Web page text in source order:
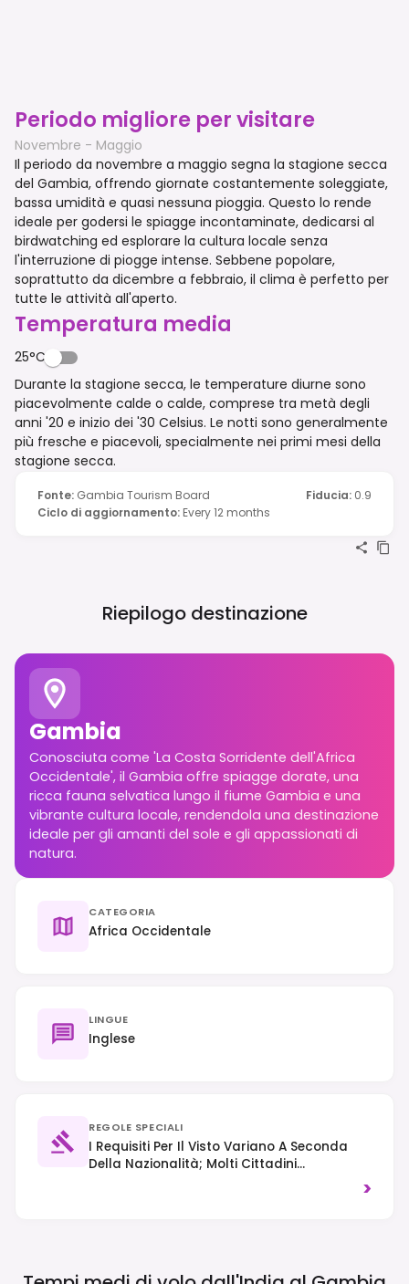
Periodo migliore per visitare
Novembre - Maggio
Il periodo da novembre a maggio segna la stagione secca
del Gambia, offrendo giornate costantemente soleggiate,
bassa umidità e quasi nessuna pioggia. Questo lo rende
ideale per godersi le spiagge incontaminate, dedicarsi al
birdwatching ed esplorare la cultura locale senza
l'interruzione di piogge intense. Sebbene popolare,
soprattutto da dicembre a febbraio, il clima è perfetto per
tutte le attività all'aperto.
Temperatura media
25°C
Durante la stagione secca, le temperature diurne sono
piacevolmente calde o calde, comprese tra metà degli
anni '20 e inizio dei '30 Celsius. Le notti sono generalmente
più fresche e piacevoli, specialmente nei primi mesi della
stagione secca.
Fonte: Gambia Tourism Board Fiducia: 0.9
Ciclo di aggiornamento: Every 12 months
Riepilogo destinazione
Gambia
Conosciuta come 'La Costa Sorridente dell'Africa
Occidentale', il Gambia offre spiagge dorate, una
ricca fauna selvatica lungo il fiume Gambia e una
vibrante cultura locale, rendendola una destinazione
ideale per gli amanti del sole e gli appassionati di
natura.
CATEGORIA
Africa Occidentale
LINGUE
Inglese
REGOLE SPECIALI
I Requisiti Per Il Visto Variano A Seconda
Della Nazionalità; Molti Cittadini
>